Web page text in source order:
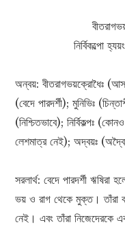
নির্বিকল্পো
অন্বয়: বীতরাগভয়ক্রোধৈঃ
(বেদে পারদর্শী); মুনিভিঃ
(নিশ্চিতভাবে); নির্বিকল্পঃ
লেশমাত্র নেই); অদ্বয়ঃ
সরলার্থ: বেদে পারদর্শী
ভয় ও রাগ থেকে মুক্ত। তাঁরা
নেই। এবং তাঁরা